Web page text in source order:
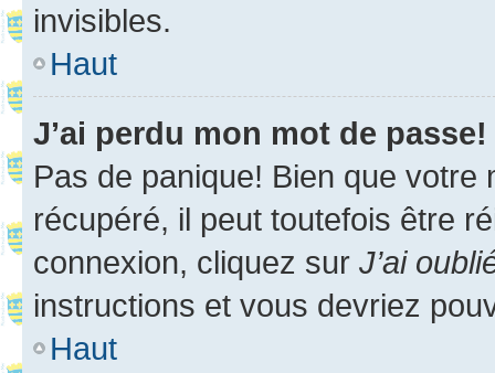
invisibles.
Haut
J’ai perdu mon mot de passe!
Pas de panique! Bien que
récupéré, il peut toutefois être
connexion, cliquez sur J’ai
instructions et vous devriez
Haut